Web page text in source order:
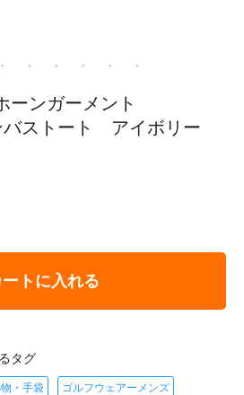
ーンガーメント
バストート アイボリー
ートに入れる
タグ
・手袋 ゴルフウェアーメンズ